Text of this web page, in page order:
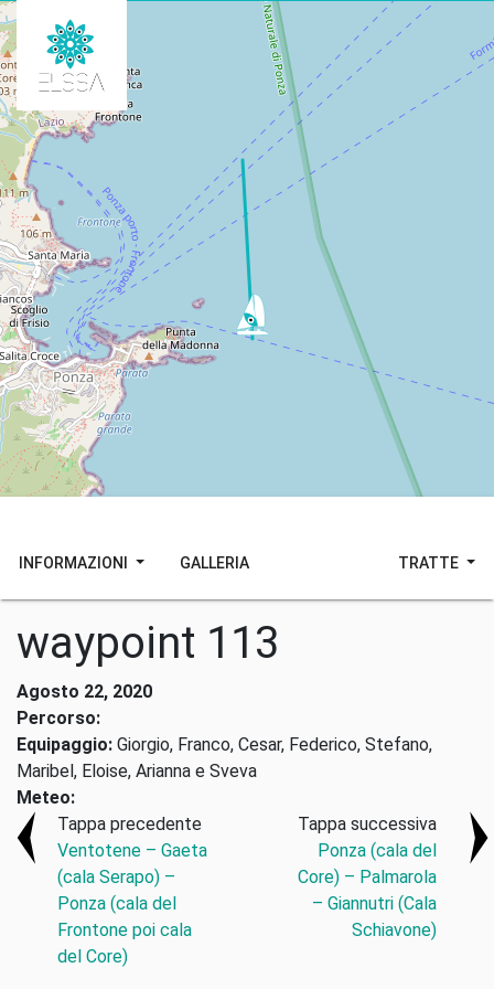
INFORMAZIONI GALLERIA TRATTE
waypoint 113
Agosto 22, 2020
Percorso:
Equipaggio: Giorgio, Franco, Cesar, Federico, Stefano,
Maribel, Eloise, Arianna e Sveva
Meteo:
Tappa precedente
Ventotene – Gaeta
(cala Serapo) –
Ponza (cala del
Frontone poi cala
del Core)
Tappa successiva
Ponza (cala del
Core) – Palmarola
– Giannutri (Cala
Schiavone)